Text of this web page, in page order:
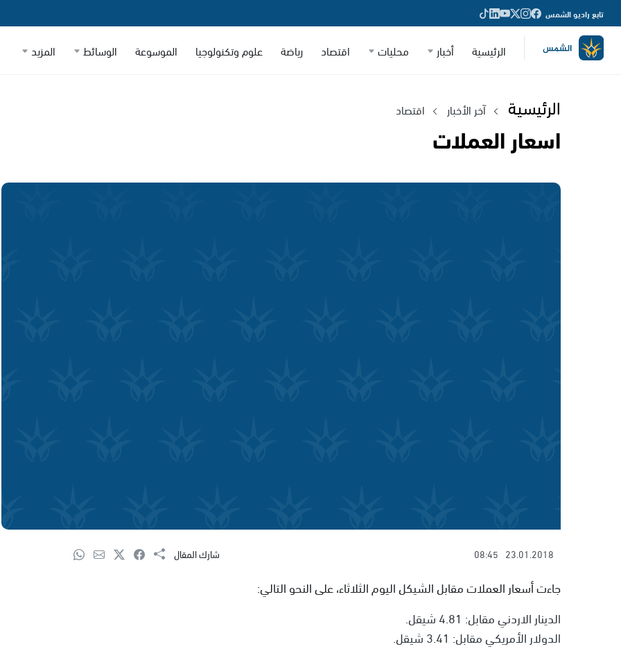
تابع راديو الشمس
الرئيسية أخبار محليات اقتصاد رياضة علوم وتكنولوجيا الموسوعة الوسائط المزيد
الرئيسية آخر الأخبار اقتصاد
اسعار العملات
23.01.2018
08:45 شارك المقال
جاءت أسعار العملات مقابل الشيكل اليوم الثلاثاء، على النحو التالي:
الدينار الاردني مقابل: 4.81 شيقل.
الدولار الأمريكي مقابل: 3.41 شيقل.